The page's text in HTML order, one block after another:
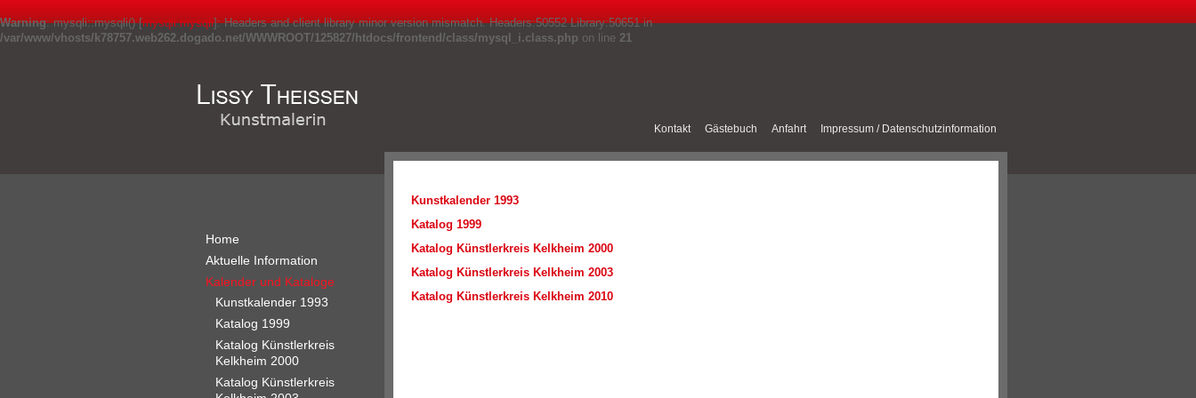
Warning: mysqli::mysqli() [mysqli.mysqli]: Headers and client library minor version mismatch. Headers:50552 Library:50651 in
/var/www/vhosts/k78757.web262.dogado.net/WWWROOT/125827/htdocs/frontend/class/mysql_i.class.php on line 21
Kontakt Gästebuch Anfahrt Impressum / Datenschutzinformation
Home
Aktuelle Information
Kalender und Kataloge
Kunstkalender 1993
Katalog 1999
Katalog Künstlerkreis
Kelkheim 2000
Katalog Künstlerkreis
Kunstkalender 1993
Katalog 1999
Katalog Künstlerkreis Kelkheim 2000
Katalog Künstlerkreis Kelkheim 2003
Katalog Künstlerkreis Kelkheim 2010